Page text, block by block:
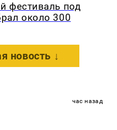
фестиваль под
около 300
новость ↓
час назад